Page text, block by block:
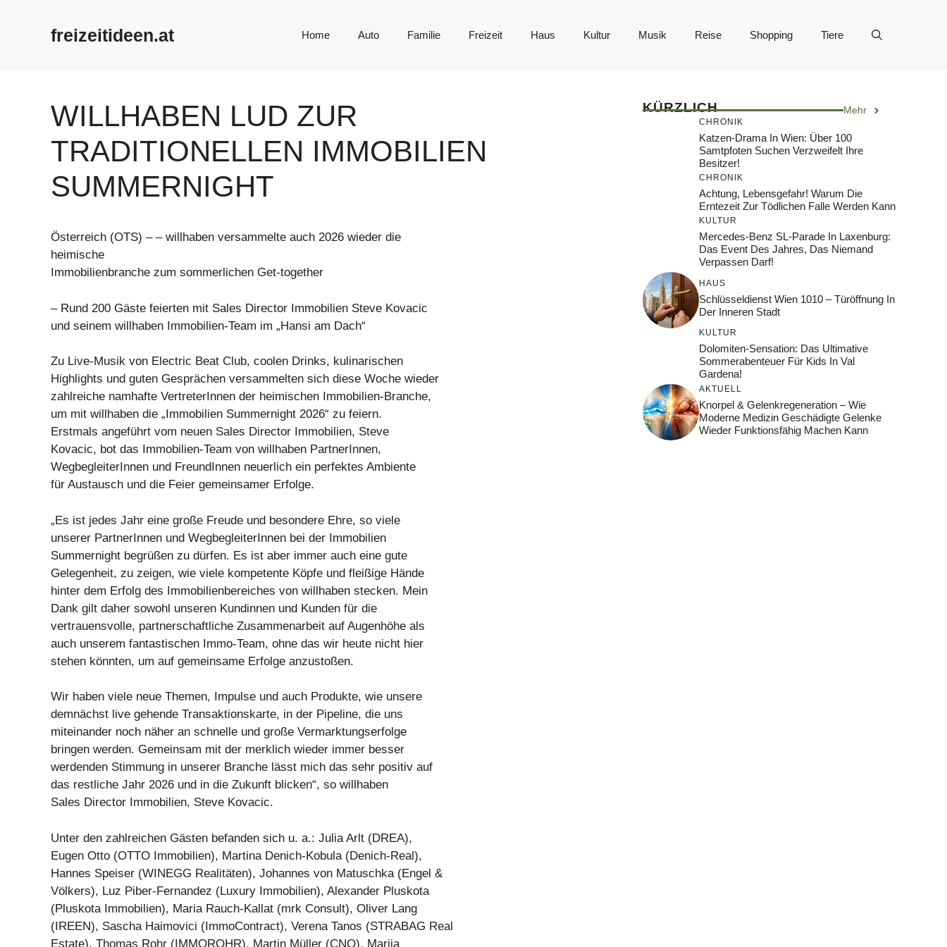
freizeitideen.at Home Auto Familie Freizeit Haus Kultur Musik Reise Shopping Tiere
WILLHABEN LUD ZUR
TRADITIONELLEN IMMOBILIEN
SUMMERNIGHT
Österreich (OTS) – – willhaben versammelte auch 2026 wieder die
heimische
Immobilienbranche zum sommerlichen Get-together
– Rund 200 Gäste feierten mit Sales Director Immobilien Steve Kovacic
und seinem willhaben Immobilien-Team im „Hansi am Dach“
Zu Live-Musik von Electric Beat Club, coolen Drinks, kulinarischen
Highlights und guten Gesprächen versammelten sich diese Woche wieder
zahlreiche namhafte VertreterInnen der heimischen Immobilien-Branche,
um mit willhaben die „Immobilien Summernight 2026“ zu feiern.
Erstmals angeführt vom neuen Sales Director Immobilien, Steve
Kovacic, bot das Immobilien-Team von willhaben PartnerInnen,
WegbegleiterInnen und FreundInnen neuerlich ein perfektes Ambiente
für Austausch und die Feier gemeinsamer Erfolge.
„Es ist jedes Jahr eine große Freude und besondere Ehre, so viele
unserer PartnerInnen und WegbegleiterInnen bei der Immobilien
Summernight begrüßen zu dürfen. Es ist aber immer auch eine gute
Gelegenheit, zu zeigen, wie viele kompetente Köpfe und fleißige Hände
hinter dem Erfolg des Immobilienbereiches von willhaben stecken. Mein
Dank gilt daher sowohl unseren Kundinnen und Kunden für die
vertrauensvolle, partnerschaftliche Zusammenarbeit auf Augenhöhe als
auch unserem fantastischen Immo-Team, ohne das wir heute nicht hier
stehen könnten, um auf gemeinsame Erfolge anzustoßen.
Wir haben viele neue Themen, Impulse und auch Produkte, wie unsere
demnächst live gehende Transaktionskarte, in der Pipeline, die uns
miteinander noch näher an schnelle und große Vermarktungserfolge
bringen werden. Gemeinsam mit der merklich wieder immer besser
werdenden Stimmung in unserer Branche lässt mich das sehr positiv auf
das restliche Jahr 2026 und in die Zukunft blicken“, so willhaben
Sales Director Immobilien, Steve Kovacic.
Unter den zahlreichen Gästen befanden sich u. a.: Julia Arlt (DREA),
Eugen Otto (OTTO Immobilien), Martina Denich-Kobula (Denich-Real),
Hannes Speiser (WINEGG Realitäten), Johannes von Matuschka (Engel &
Völkers), Luz Piber-Fernandez (Luxury Immobilien), Alexander Pluskota
(Pluskota Immobilien), Maria Rauch-Kallat (mrk Consult), Oliver Lang
(IREEN), Sascha Haimovici (ImmoContract), Verena Tanos (STRABAG Real
Estate), Thomas Rohr (IMMOROHR), Martin Müller (CNQ), Marija
KÜRZLICH Mehr
CHRONIK
Katzen-Drama In Wien: Über 100
Samtpfoten Suchen Verzweifelt Ihre
Besitzer!
CHRONIK
Achtung, Lebensgefahr! Warum Die
Erntezeit Zur Tödlichen Falle Werden Kann
KULTUR
Mercedes-Benz SL-Parade In Laxenburg:
Das Event Des Jahres, Das Niemand
Verpassen Darf!
HAUS
Schlüsseldienst Wien 1010 – Türöffnung In
Der Inneren Stadt
KULTUR
Dolomiten-Sensation: Das Ultimative
Sommerabenteuer Für Kids In Val
Gardena!
AKTUELL
Knorpel & Gelenkregeneration – Wie
Moderne Medizin Geschädigte Gelenke
Wieder Funktionsfähig Machen Kann